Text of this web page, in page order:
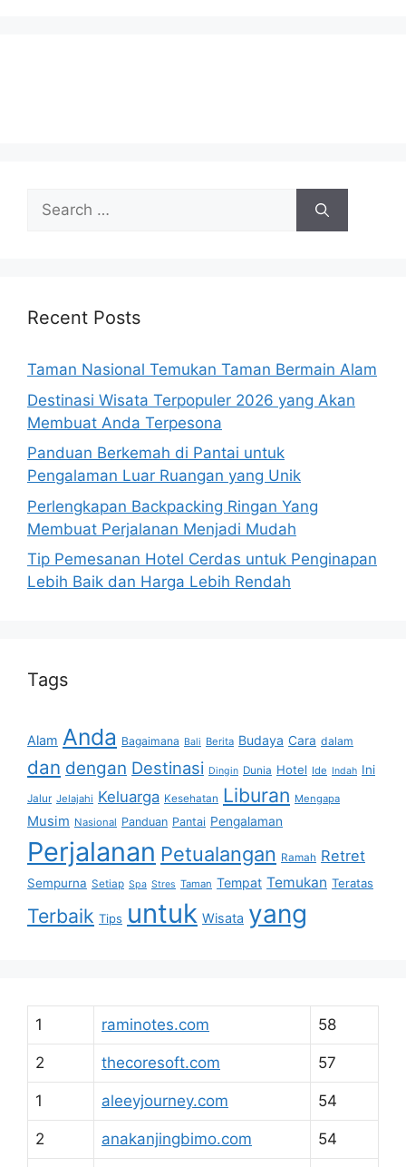
Search
for:
Recent Posts
Taman Nasional Temukan Taman Bermain Alam
Destinasi Wisata Terpopuler 2026 yang Akan
Membuat Anda Terpesona
Panduan Berkemah di Pantai untuk
Pengalaman Luar Ruangan yang Unik
Perlengkapan Backpacking Ringan Yang
Membuat Perjalanan Menjadi Mudah
Tip Pemesanan Hotel Cerdas untuk Penginapan
Lebih Baik dan Harga Lebih Rendah
Tags
Alam Anda Bagaimana Bali Berita Budaya Cara dalam
dan dengan Destinasi Dingin Dunia Hotel Ide Indah Ini
Jalur Jelajahi Keluarga Kesehatan Liburan Mengapa
Musim Nasional Panduan Pantai Pengalaman
Perjalanan Petualangan Ramah Retret
Sempurna Setiap Spa Stres Taman Tempat Temukan Teratas
Terbaik Tips untuk Wisata yang
1 raminotes.com 58
2 thecoresoft.com 57
1 aleeyjourney.com 54
2 anakanjingbimo.com 54